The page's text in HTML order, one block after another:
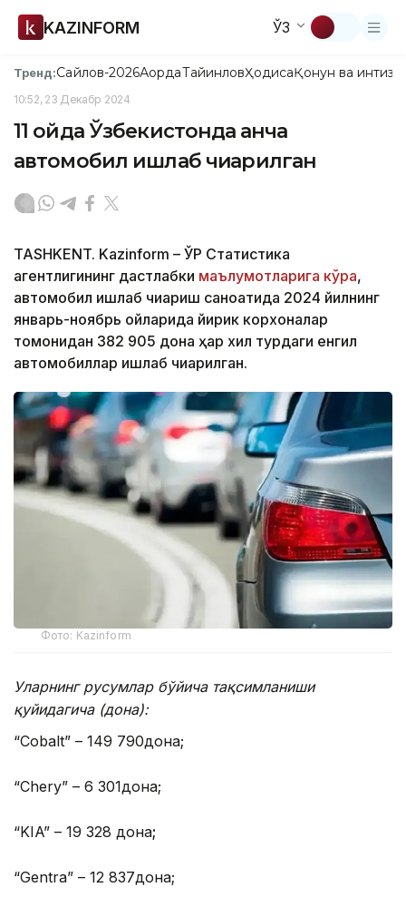
KAZINFORM ЎЗ
Тренд:Сайлов-2026АқордаТайинловҲодисаҚонун ва
10:52, 23 Декабр 2024
11 ойда Ўзбекистонда қанча
автомобил ишлаб чиқарилган
TASHKENT. Kazinform – ЎР Статистика
агентлигининг дастлабки маълумотларига кўра,
автомобил ишлаб чиқариш саноатида 2024 йилнинг
январь-ноябрь ойларида йирик корхоналар
томонидан 382 905 дона ҳар хил турдаги енгил
автомобиллар ишлаб чиқарилган.
Фото: Kazinform
Уларнинг русумлар бўйича тақсимланиши
қуйидагича (дона):
“Cobalt” – 149 790дона;
“Chery” – 6 301дона;
“KIA” – 19 328 дона;
“Gentra” – 12 837дона;